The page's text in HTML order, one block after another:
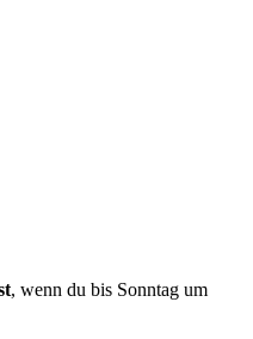
, wenn du bis Sonntag um